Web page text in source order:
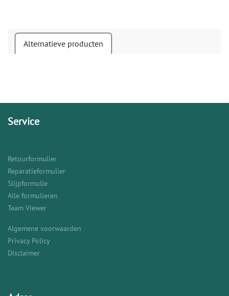
Alternatieve producten
Service
Retourformulier
Reparatieformulier
Slijpformulie
Alle formulieren
Team Viewer
Algemene voorwaarden
Privacy Policy
Disclaimer